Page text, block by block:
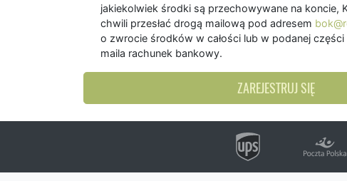
jakiekolwiek środki są przechowywane na koncie,
chwili przesłać drogą mailową pod adresem
o zwrocie środków w całości lub w podanej
maila rachunek bankowy.
ZAREJESTRUJ SIĘ